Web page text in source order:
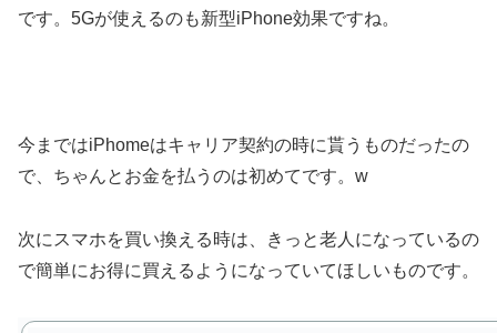
です。5Gが使えるのも新型iPhone効果ですね。
今まではiPhomeはキャリア契約の時に貰うものだったの
で、ちゃんとお金を払うのは初めてです。w
次にスマホを買い換える時は、きっと老人になっているの
で簡単にお得に買えるようになっていてほしいものです。